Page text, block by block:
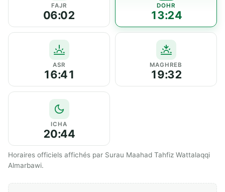
FAJR
06:02
DOHR
13:24
ASR
16:41
MAGHREB
19:32
ICHA
20:44
Horaires officiels affichés par Surau Maahad Tahfiz Wattalaqqi
Almarbawi.